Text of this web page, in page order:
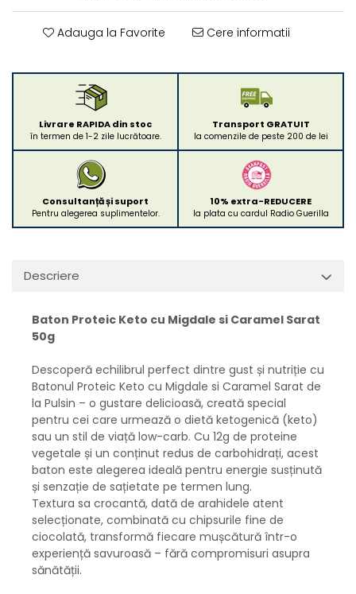
Adauga la Favorite Cere informatii
Livrare RAPIDA din stoc
în termen de 1-2 zile lucrătoare.
Transport GRATUIT
la comenzile de peste 200 de lei
Consultanță și suport
Pentru alegerea suplimentelor.
10% extra-REDUCERE
la plata cu cardul Radio Guerilla
Descriere
Baton Proteic Keto cu Migdale si Caramel Sarat
50g
Descoperă echilibrul perfect dintre gust și nutriție cu
Batonul Proteic Keto cu Migdale si Caramel Sarat de
la Pulsin – o gustare delicioasă, creată special
pentru cei care urmează o dietă ketogenică (keto)
sau un stil de viață low-carb. Cu 12g de proteine
vegetale și un conținut redus de carbohidrați, acest
baton este alegerea ideală pentru energie susținută
și senzație de sațietate pe termen lung.
Textura sa crocantă, dată de arahidele atent
selecționate, combinată cu chipsurile fine de
ciocolată, transformă fiecare mușcătură într-o
experiență savuroasă – fără compromisuri asupra
sănătății.